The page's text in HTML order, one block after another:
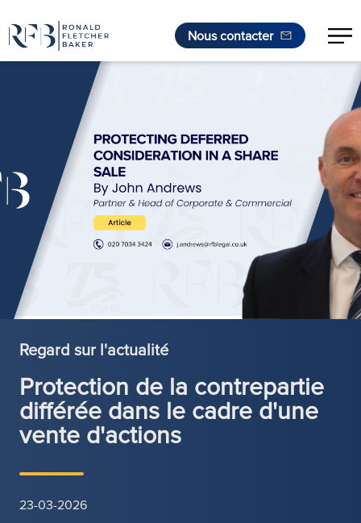
Nous contacter
Regard sur l'actualité
Protection de la contrepartie
différée dans le cadre d'une
vente d'actions
23-03-2026